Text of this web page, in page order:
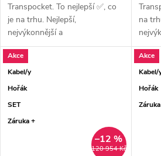
Transpocket. To nejlepší ✅, co
je na trhu. Nejlepší,
nejvýkonnější a
nejspolehlivější...
na
Akce
Kabel/y
Hořák
SET
Záruka +
120 954 Kč
–12 %
Akce
Kabel/
Hořák